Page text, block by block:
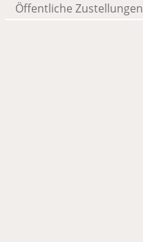
Öffentliche Zustellungen